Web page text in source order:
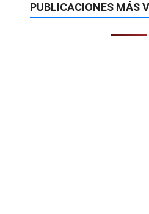
PUBLICACIONES MÁS